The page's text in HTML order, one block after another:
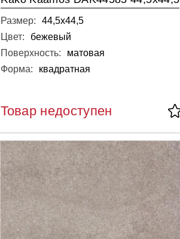
Размер:
44,5х44,5
Цвет:
бежевый
Поверхность:
матовая
Форма:
квадратная
Товар недоступен